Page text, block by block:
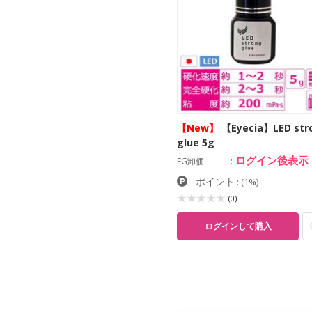
【New】
【Eyecia】LED
glue 5g
EG卸価 ログイン後表示
ポイント : (1%)
(0)
ログインして購入